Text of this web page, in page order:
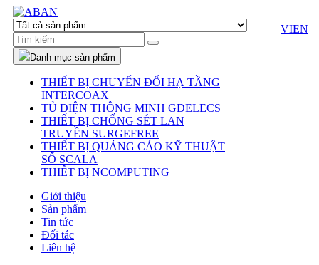
VIEN
Danh mục sản phẩm
THIẾT BỊ CHUYỂN ĐỔI HẠ TẦNG
INTERCOAX
TỦ ĐIỆN THÔNG MINH GDELECS
THIẾT BỊ CHỐNG SÉT LAN
TRUYỀN SURGEFREE
THIẾT BỊ QUẢNG CÁO KỸ THUẬT
SỐ SCALA
THIẾT BỊ NCOMPUTING
Giới thiệu
Sản phẩm
Tin tức
Đối tác
Liên hệ